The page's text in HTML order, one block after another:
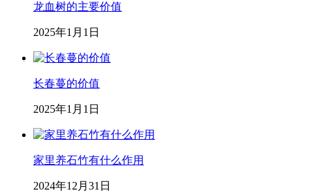
龙血树的主要价值
2025年1月1日
长春蔓的价值
2025年1月1日
家里养石竹有什么作用
2024年12月31日